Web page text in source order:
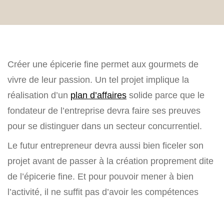
Créer une épicerie fine permet aux gourmets de
vivre de leur passion. Un tel projet implique la
réalisation d’un plan d’affaires solide parce que le
fondateur de l’entreprise devra faire ses preuves
pour se distinguer dans un secteur concurrentiel.
Le futur entrepreneur devra aussi bien ficeler son
projet avant de passer à la création proprement dite
de l’épicerie fine. Et pour pouvoir mener à bien
l’activité, il ne suffit pas d’avoir les compétences